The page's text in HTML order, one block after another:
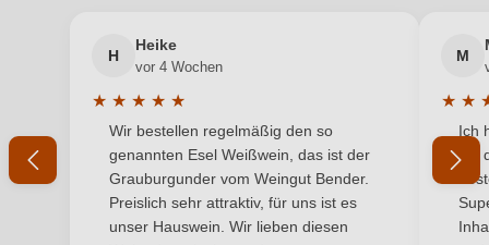
Schwoga, Alte Marktstraße 9, 2225 Zistersdorf,
Inhalt 0,75 L
Jahrgang 2023
Österreich
Ihre E-Mail-Adresse
Ihr Passwort
Ich habe mein Passwort vergessen
H
Heike
vor 4 Wochen
★ ★ ★ ★ ★
Durchschnittliche Bewertung von 5 von 5 Sternen
Wir bestellen regelmäßig den so
genannten Esel Weißwein, das ist der
Grauburgunder vom Weingut Bender.
Preislich sehr attraktiv, für uns ist es
unser Hauswein. Wir lieben diesen
M
★ ★
Ich
mit